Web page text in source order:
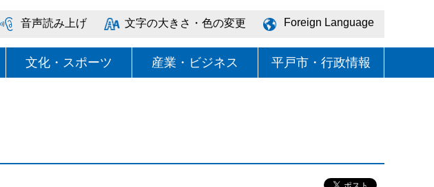
音声読み上げ 文字の大きさ・色の変更 Foreign Language
文化・スポーツ 産業・ビジネス 平戸市・行政情報